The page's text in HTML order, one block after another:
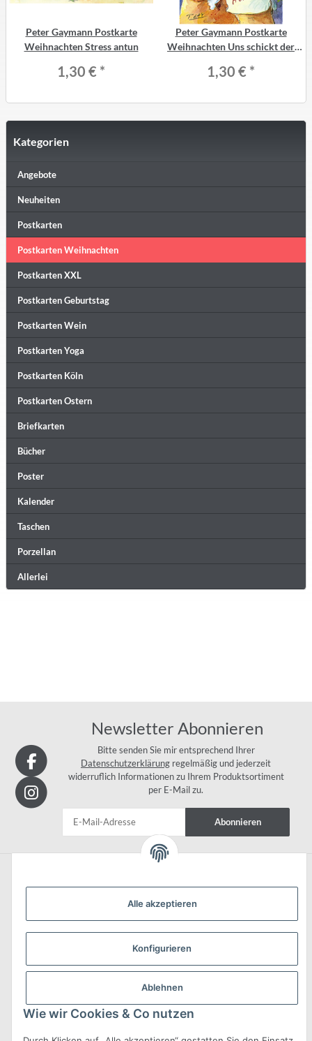
Alle akzeptieren
Konfigurieren
Ablehnen
Wie wir Cookies & Co nutzen
Peter Gaymann Postkarte
Weihnachten Stress antun
1,30 € *
Peter Gaymann Postkarte
Weihnachten Uns schickt der
1,30 € *
Kategorien
Angebote
Neuheiten
Postkarten
Postkarten Weihnachten
Postkarten XXL
Postkarten Geburtstag
Postkarten Wein
Postkarten Yoga
Postkarten Köln
Postkarten Ostern
Briefkarten
Bücher
Poster
Kalender
Taschen
Porzellan
Allerlei
Newsletter Abonnieren
Bitte senden Sie mir entsprechend Ihrer
Datenschutzerklärung regelmäßig und jederzeit
widerruflich Informationen zu Ihrem Produktsortiment
per E-Mail zu.
Abonnieren
Gesetzliche Informationen